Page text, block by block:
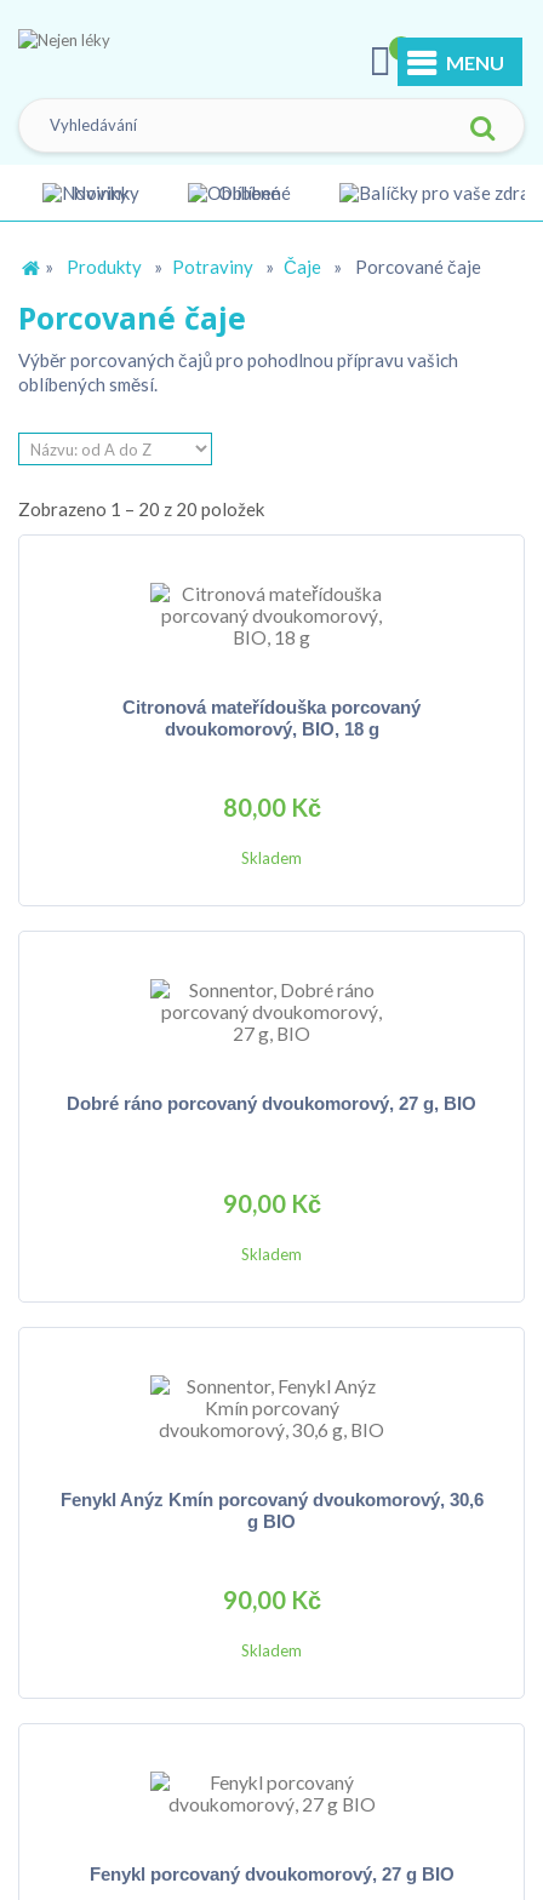
Novinky Oblíbené
MENU
» Produkty » Potraviny » Čaje » Porcované čaje
Porcované čaje
Výběr porcovaných čajů pro pohodlnou přípravu vašich
oblíbených směsí.
Zobrazeno 1 – 20 z 20 položek
Citronová mateřídouška porcovaný
dvoukomorový, BIO, 18 g
80,00 Kč
Skladem
Dobré ráno porcovaný dvoukomorový, 27 g, BIO
90,00 Kč
Skladem
Fenykl Anýz Kmín porcovaný dvoukomorový, 30,6
g BIO
90,00 Kč
Skladem
Fenykl porcovaný dvoukomorový, 27 g BIO